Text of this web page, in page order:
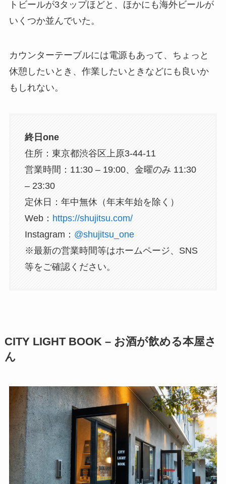
トビールが3タップほどと、ほかにも海外ビールが
いくつか並んでいた。
カウンターテーブルには電源もあって、ちょっと
休憩したいとき、作業したいときなどにも良いか
もしれない。
終日one
住所：東京都渋谷区上原3-44-11
営業時間：11:30 – 19:00、金曜のみ 11:30
– 23:30
定休日：年中無休（年末年始を除く）
Web： https://shujitsu.com/
Instagram： @shujitsu_one
※最新の営業時間等はホームページ、SNS
等をご確認ください。
CITY LIGHT BOOK – お酒が飲める本屋さ
ん